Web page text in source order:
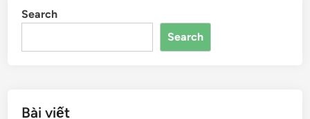
o
o
n s
Search
Search
Bài viết